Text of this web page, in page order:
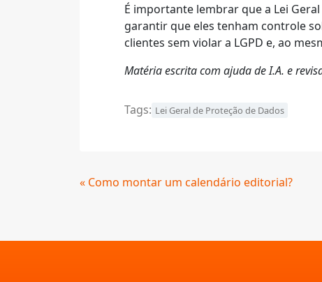
É importante lembrar que a Lei
garantir que eles tenham controle
clientes sem violar a LGPD e, ao
Matéria escrita com ajuda de I.A. e
Tags: Lei Geral de Proteção de Dados
Continue
« Como montar um calendário editorial?